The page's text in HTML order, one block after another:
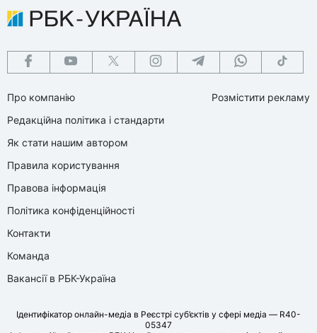
Про компанію
Редакційна політика і стандарти
Як стати нашим автором
Правила користування
Правова інформація
Політика конфіденційності
Контакти
Команда
Вакансії в РБК-Україна
Розмістити рекламу
Ідентифікатор онлайн-медіа в Реєстрі суб’єктів у сфері медіа — R40-
05347